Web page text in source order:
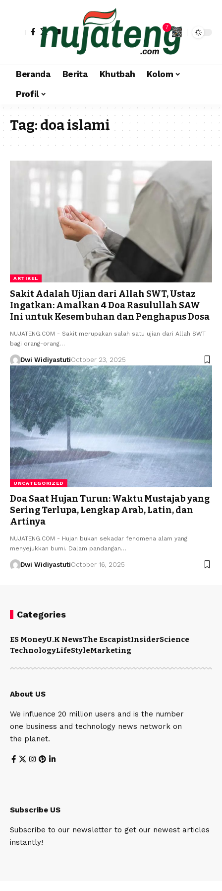
7
Beranda Berita Khutbah
Kolom
Profil
Tag:doa islami
ARTIKEL
Sakit Adalah Ujian dari Allah SWT, Ustaz
Ingatkan: Amalkan 4 Doa Rasulullah SAW
Ini untuk Kesembuhan dan Penghapus Dosa
NUJATENG.COM - Sakit merupakan salah satu ujian dari Allah SWT
bagi orang-orang…
Dwi WidiyastutiOctober 23, 2025
UNCATEGORIZED
Doa Saat Hujan Turun: Waktu Mustajab yang
Sering Terlupa, Lengkap Arab, Latin, dan
Artinya
NUJATENG.COM - Hujan bukan sekadar fenomena alam yang
menyejukkan bumi. Dalam pandangan…
Dwi WidiyastutiOctober 16, 2025
Categories
ES MoneyU.K NewsThe EscapistInsiderScience
TechnologyLifeStyleMarketing
About US
We influence 20 million users and is the number
one business and technology news network on
the planet.
Subscribe US
Subscribe to our newsletter to get our newest articles
instantly!